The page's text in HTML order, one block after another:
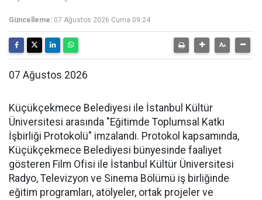
Güncelleme: 07 Ağustos 2026 Cuma 09:24
07 Ağustos 2026
Küçükçekmece Belediyesi ile İstanbul Kültür
Üniversitesi arasında "Eğitimde Toplumsal Katkı
İşbirliği Protokolü" imzalandı. Protokol kapsamında,
Küçükçekmece Belediyesi bünyesinde faaliyet
gösteren Film Ofisi ile İstanbul Kültür Üniversitesi
Radyo, Televizyon ve Sinema Bölümü iş birliğinde
eğitim programları, atölyeler, ortak projeler ve